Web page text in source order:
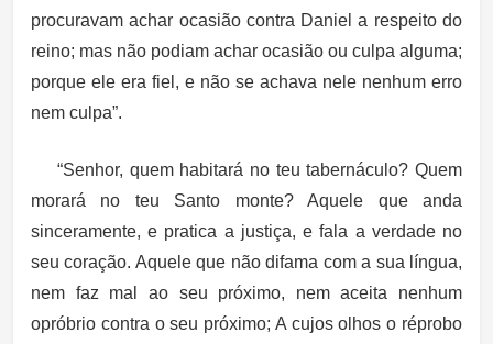
procuravam achar ocasião contra Daniel a respeito do
reino; mas não podiam achar ocasião ou culpa alguma;
porque ele era fiel, e não se achava nele nenhum erro
nem culpa”.
“Senhor, quem habitará no teu tabernáculo? Quem
morará no teu Santo monte? Aquele que anda
sinceramente, e pratica a justiça, e fala a verdade no
seu coração. Aquele que não difama com a sua língua,
nem faz mal ao seu próximo, nem aceita nenhum
opróbrio contra o seu próximo; A cujos olhos o réprobo